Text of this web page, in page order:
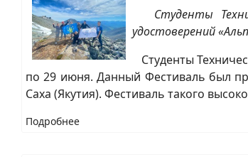
Студенты
удостоверений
Студенты
по 29 июня. Данный Фестиваль был
Саха (Якутия). Фестиваль такого
Подробнее